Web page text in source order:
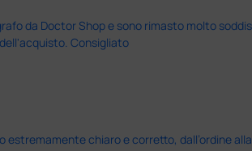
da Doctor Shop e sono rimasto molto
Consigliato
estremamente chiaro e corretto, dall’ordine